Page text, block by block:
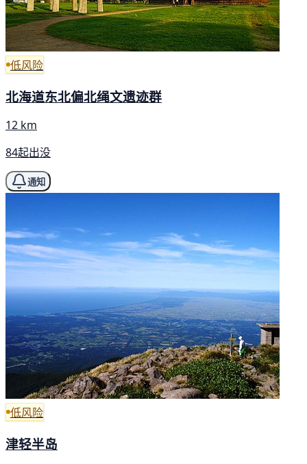
低风险
北海道东北偏北绳文遗迹群
12 km
84起出没
通知
低风险
津轻半岛